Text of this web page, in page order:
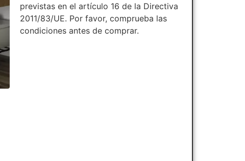
previstas en el artículo 16 de la Directiva
2011/83/UE. Por favor, comprueba las
condiciones antes de comprar.